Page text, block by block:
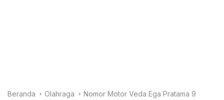
Beranda Olahraga
Nomor Motor Veda Ega Pratama 9